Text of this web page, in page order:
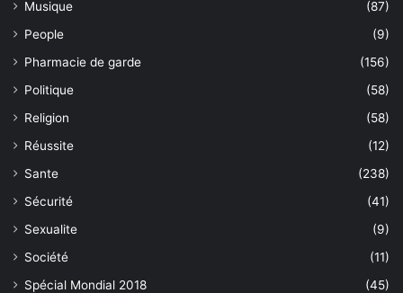
Musique
(87)
People
(9)
Pharmacie de garde
(156)
Politique
(58)
Religion
(58)
Réussite
(12)
Sante
(238)
Sécurité
(41)
Sexualite
(9)
Société
(11)
Spécial Mondial 2018
(45)